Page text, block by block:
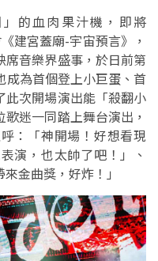
的血肉果汁機，即將
建宮蓋廟-宇宙預言》，
音樂界盛事，於日前第
成為首個登上小巨蛋、首
此次開場演出能「殺翻小
迷一同踏上舞台演出，
：「神開場！好想看現
演，也太帥了吧！」、
金曲獎，好炸！」